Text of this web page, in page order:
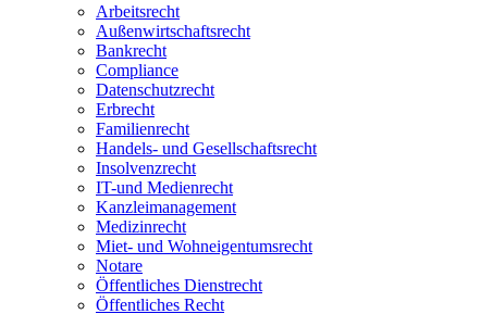
Arbeitsrecht
Außenwirtschaftsrecht
Bankrecht
Compliance
Datenschutzrecht
Erbrecht
Familienrecht
Handels- und Gesellschaftsrecht
Insolvenzrecht
IT-und Medienrecht
Kanzleimanagement
Medizinrecht
Miet- und Wohneigentumsrecht
Notare
Öffentliches Dienstrecht
Öffentliches Recht